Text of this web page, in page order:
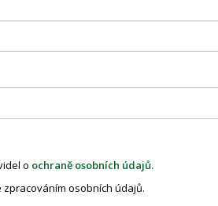
o ochraně osobních údajů.
osobních údajů.